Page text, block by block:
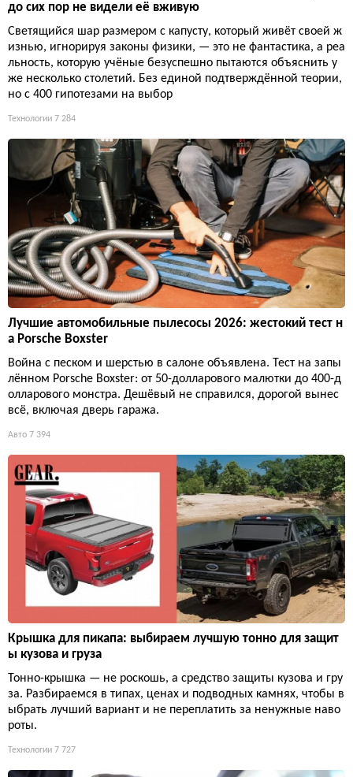
до сих пор не видели её вживую
Светящийся шар размером с капусту, который живёт своей ж
изнью, игнорируя законы физики, — это не фантастика, а реа
льность, которую учёные безуспешно пытаются объяснить у
же несколько столетий. Без единой подтверждённой теории,
но с 400 гипотезами на выбор
Технологии 7 284
Лучшие автомобильные пылесосы 2026: жестокий тест н
а Porsche Boxster
Война с песком и шерстью в салоне объявлена. Тест на запы
лённом Porsche Boxster: от 50-долларового малютки до 400-д
олларового монстра. Дешёвый не справился, дорогой вынес
всё, включая дверь гаража.
Авто 7 394
Крышка для пикапа: выбираем лучшую тонно для защит
ы кузова и груза
Тонно-крышка — не роскошь, а средство защиты кузова и гру
за. Разбираемся в типах, ценах и подводных камнях, чтобы в
ыбрать лучший вариант и не переплатить за ненужные наво
роты.
Технологии 7 727